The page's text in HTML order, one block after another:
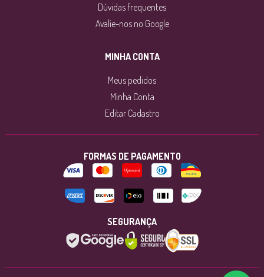
Dúvidas frequentes
Avalie-nos no Google
MINHA CONTA
Meus pedidos
Minha Conta
Editar Cadastro
FORMAS DE PAGAMENTO
SEGURANÇA